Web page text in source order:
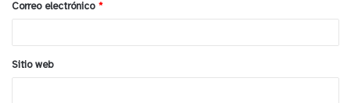
*
Correo electrónico *
Sitio web